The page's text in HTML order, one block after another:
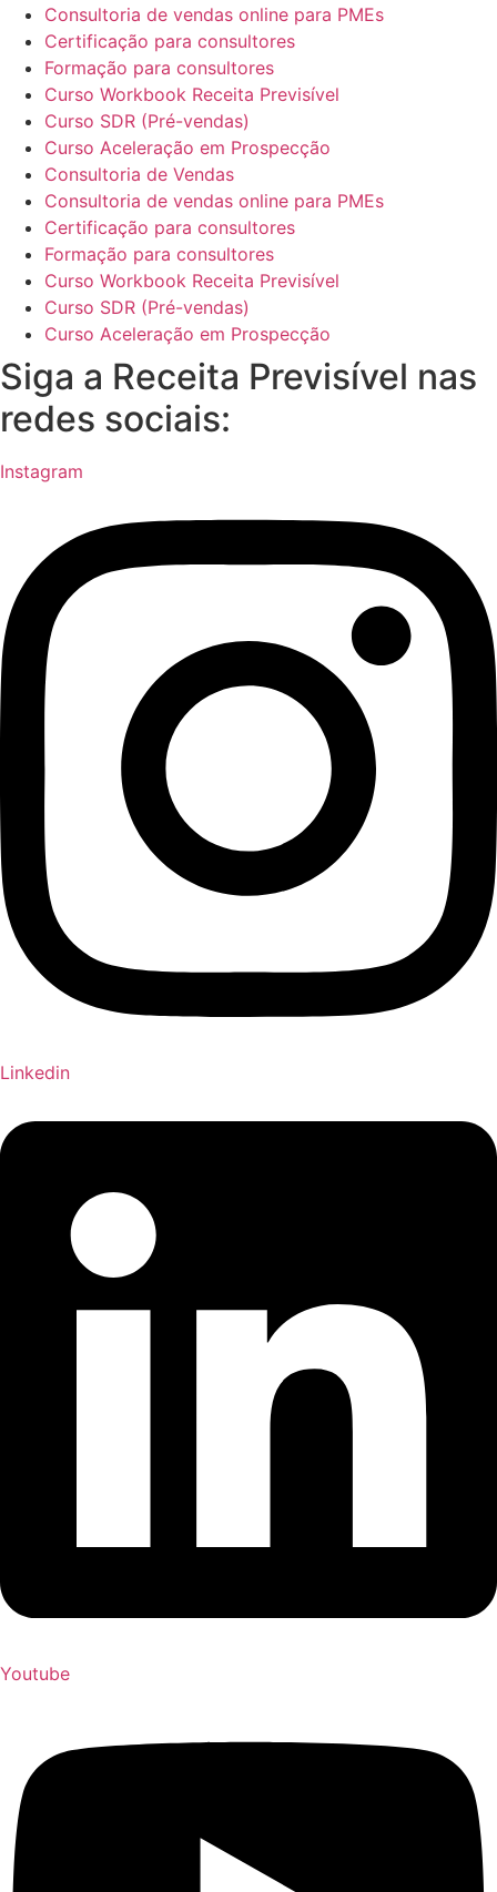
Consultoria de vendas online para PMEs
Certificação para consultores
Formação para consultores
Curso Workbook Receita Previsível
Curso SDR (Pré-vendas)
Curso Aceleração em Prospecção
Consultoria de Vendas
Consultoria de vendas online para PMEs
Certificação para consultores
Formação para consultores
Curso Workbook Receita Previsível
Curso SDR (Pré-vendas)
Curso Aceleração em Prospecção
Siga a Receita Previsível nas
redes sociais:
Instagram
Linkedin
Youtube